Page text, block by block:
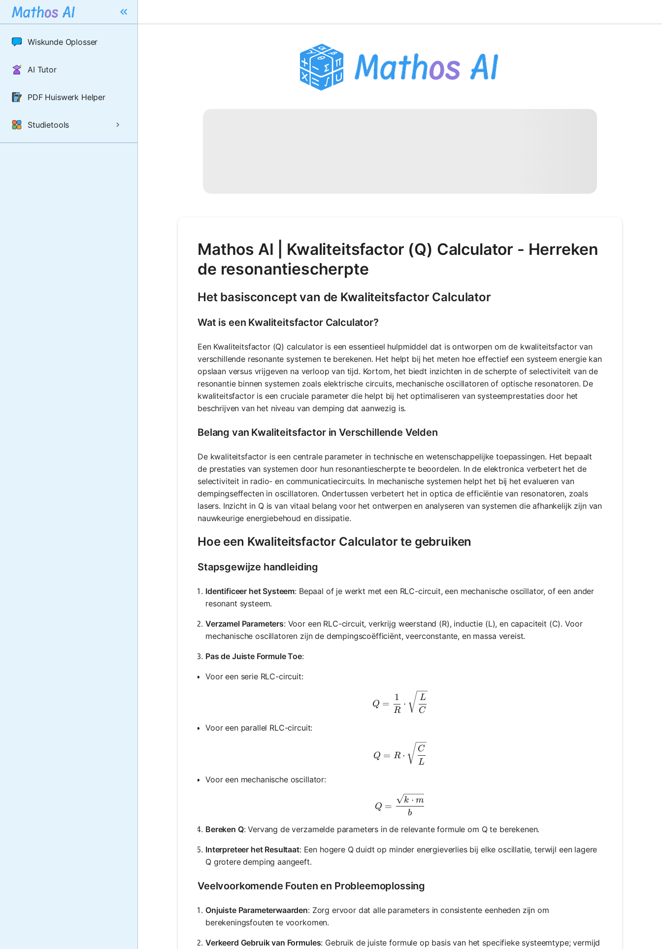
Wiskunde Oplosser
AI Tutor
PDF Huiswerk Helper
Studietools
Mathos AI | Kwaliteitsfactor (Q) Calculator - Herreken
de resonantiescherpte
Het basisconcept van de Kwaliteitsfactor Calculator
Wat is een Kwaliteitsfactor Calculator?
Een Kwaliteitsfactor (Q) calculator is een essentieel hulpmiddel dat is ontworpen om de kwaliteitsfactor van
verschillende resonante systemen te berekenen. Het helpt bij het meten hoe effectief een systeem energie kan
opslaan versus vrijgeven na verloop van tijd. Kortom, het biedt inzichten in de scherpte of selectiviteit van de
resonantie binnen systemen zoals elektrische circuits, mechanische oscillatoren of optische resonatoren. De
kwaliteitsfactor is een cruciale parameter die helpt bij het optimaliseren van systeemprestaties door het
beschrijven van het niveau van demping dat aanwezig is.
Belang van Kwaliteitsfactor in Verschillende Velden
De kwaliteitsfactor is een centrale parameter in technische en wetenschappelijke toepassingen. Het bepaalt
de prestaties van systemen door hun resonantiescherpte te beoordelen. In de elektronica verbetert het de
selectiviteit in radio- en communicatiecircuits. In mechanische systemen helpt het bij het evalueren van
dempingseffecten in oscillatoren. Ondertussen verbetert het in optica de efficiëntie van resonatoren, zoals
lasers. Inzicht in Q is van vitaal belang voor het ontwerpen en analyseren van systemen die afhankelijk zijn van
nauwkeurige energiebehoud en dissipatie.
Hoe een Kwaliteitsfactor Calculator te gebruiken
Stapsgewijze handleiding
Identificeer het Systeem: Bepaal of je werkt met een RLC-circuit, een mechanische oscillator, of een ander
resonant systeem.
Verzamel Parameters: Voor een RLC-circuit, verkrijg weerstand (R), inductie (L), en capaciteit (C). Voor
mechanische oscillatoren zijn de dempingscoëfficiënt, veerconstante, en massa vereist.
Pas de Juiste Formule Toe:
Voor een serie RLC-circuit:
Q = \frac{1}{R} \cdot \sqrt{\frac{L}{C}}
Q =
R
1
⋅
C
L
Voor een parallel RLC-circuit:
Q = R \cdot \sqrt{\frac{C}{L}}
Q = R ⋅
L
C
Voor een mechanische oscillator:
Q = \frac{\sqrt{k \cdot m}}{b}
Q =
b
k ⋅ m
Bereken Q: Vervang de verzamelde parameters in de relevante formule om Q te berekenen.
Interpreteer het Resultaat: Een hogere Q duidt op minder energieverlies bij elke oscillatie, terwijl een lagere
Q grotere demping aangeeft.
Veelvoorkomende Fouten en Probleemoplossing
Onjuiste Parameterwaarden: Zorg ervoor dat alle parameters in consistente eenheden zijn om
berekeningsfouten te voorkomen.
Verkeerd Gebruik van Formules: Gebruik de juiste formule op basis van het specifieke systeemtype; vermijd